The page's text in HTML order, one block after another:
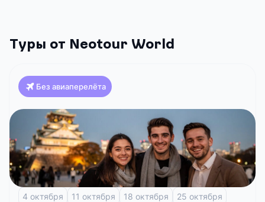
Туры от Neotour World
Без авиаперелёта
Япония
Красоты Японии, Клёны (Токио-Осака)
Токио Фудзи-Кавагучико Киото
Арасияма
Хиросима
4 октября 11 октября 18 октября
25 октября